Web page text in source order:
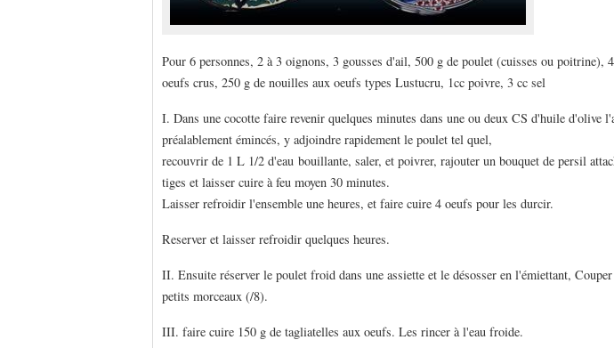
Pour 6 personnes, 2 à 3 oignons, 3 gousses d'ail, 500 g de poulet (cuisses ou poitrine),
oeufs crus, 250 g de nouilles aux oeufs types Lustucru, 1cc poivre, 3 cc sel
I. Dans une cocotte faire revenir quelques minutes dans une ou deux CS d'huile d'olive
préalablement émincés, y adjoindre rapidement le poulet tel quel,
recouvrir de 1 L 1/2 d'eau bouillante, saler, et poivrer, rajouter un bouquet de persil
tiges et laisser cuire à feu moyen 30 minutes.
Laisser refroidir l'ensemble une heures, et faire cuire 4 oeufs pour les durcir.
Reserver et laisser refroidir quelques heures.
II. Ensuite réserver le poulet froid dans une assiette et le désosser en l'émiettant,
petits morceaux (/8).
III. faire cuire 150 g de tagliatelles aux oeufs. Les rincer à l'eau froide.